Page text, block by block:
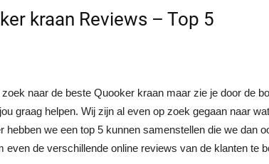
kraan Reviews – Top 5
zoek naar de beste Quooker kraan maar zie je door de
graag helpen. Wij zijn al even op zoek gegaan naar
hebben we een top 5 kunnen samenstellen die we dan
even de verschillende online reviews van de klanten te